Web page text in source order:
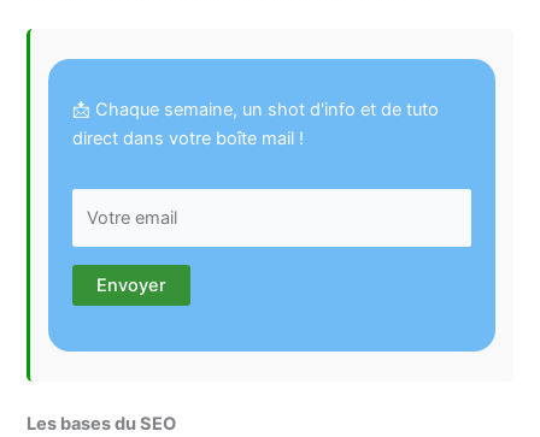
📩 Chaque semaine, un shot d'info et de tuto
direct dans votre boîte mail !
Les bases du SEO